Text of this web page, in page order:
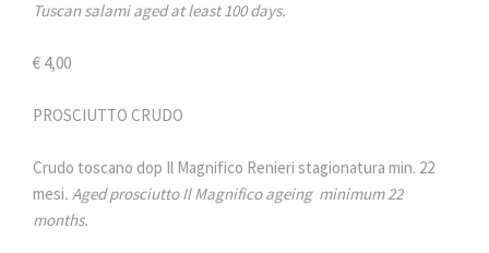
Tuscan salami aged at least 100 days.
€ 4,00
PROSCIUTTO CRUDO
Crudo toscano dop Il Magnifico Renieri stagionatura min. 22
mesi. Aged prosciutto Il Magnifico ageing minimum 22
months.